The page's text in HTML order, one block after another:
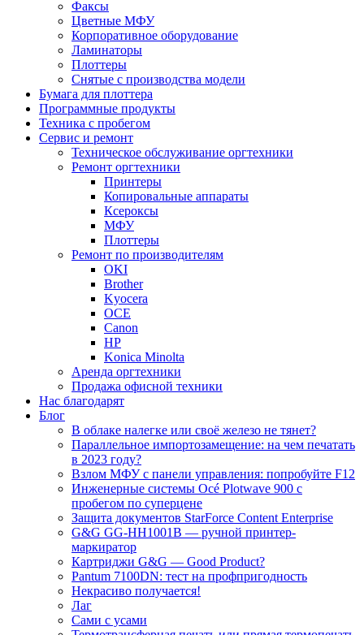
Факсы
Цветные МФУ
Корпоративное оборудование
Ламинаторы
Плоттеры
Снятые с производства модели
Бумага для плоттера
Программные продукты
Техника с пробегом
Сервис и ремонт
Техническое обслуживание оргтехники
Ремонт оргтехники
Принтеры
Копировальные аппараты
Ксероксы
МФУ
Плоттеры
Ремонт по производителям
OKI
Brother
Kyocera
OCE
Canon
HP
Konica Minolta
Аренда оргтехники
Продажа офисной техники
Нас благодарят
Блог
В облаке налегке или своё железо не тянет?
Параллельное импортозамещение: на чем печатать
в 2023 году?
Взлом МФУ с панели управления: попробуйте F12
Инженерные системы Océ Plotwave 900 с
пробегом по суперцене
Защита документов StarForce Content Enterprise
G&G GG-HH1001B — ручной принтер-
маркиратор
Картриджи G&G — Good Product?
Pantum 7100DN: тест на профпригодность
Некрасиво получается!
Лаг
Сами с усами